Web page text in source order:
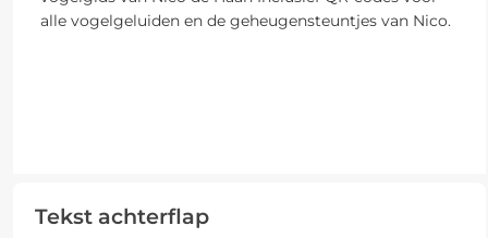
alle vogelgeluiden en de geheugensteuntjes van Nico.
Tekst achterflap